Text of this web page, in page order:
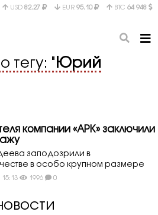
USD 82.27 EUR 95.10 BTC 64 948
тегу: " Юрий
компании «АРК» заключили
заподозрили в
в особо крупном размере
1996 0